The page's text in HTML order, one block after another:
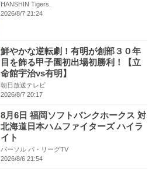
HANSHIN Tigers.
2026/8/7 21:24
鮮やかな逆転劇！有明が創部３０年
目を飾る甲子園初出場初勝利！【立
命館宇治vs有明】
朝日放送テレビ
2026/8/7 20:17
8月6日 福岡ソフトバンクホークス 対
北海道日本ハムファイターズ ハイラ
イト
パーソル パ・リーグTV
2026/8/6 21:54